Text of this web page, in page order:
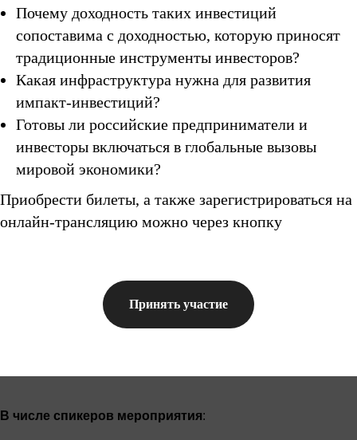
Почему доходность таких инвестиций
сопоставима с доходностью, которую приносят
традиционные инструменты инвесторов?
Какая инфраструктура нужна для развития
импакт-инвестиций?
Готовы ли российские предприниматели и
инвесторы включаться в глобальные вызовы
мировой экономики?
Приобрести билеты, а также зарегистрироваться на
онлайн-трансляцию можно через кнопку
Принять участие
В числе спикеров мероприятия: